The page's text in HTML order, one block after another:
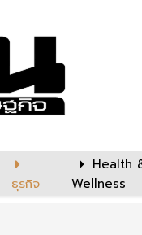
ธุรกิจ
Health
Wellness